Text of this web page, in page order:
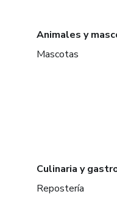
Animales y
Mascotas
Culinaria y
Repostería